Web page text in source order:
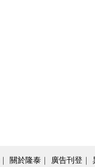
｜ 關於隆泰 ｜ 廣告刊登 ｜